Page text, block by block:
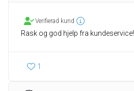
Verifierad kund
Rask og god hjelp fra kundeservice!
1